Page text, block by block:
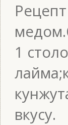
1
вкусу.